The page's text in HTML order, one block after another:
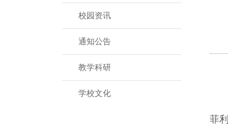
校园资讯
通知公告
教学科研
学校文化
菲